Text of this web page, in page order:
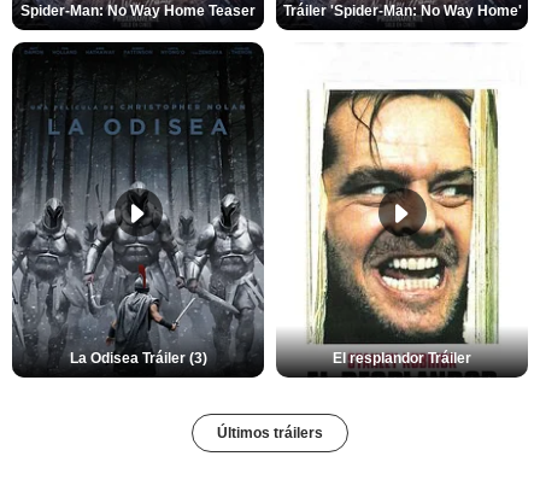
Spider-Man: No Way Home Teaser Tráiler 'Spider-Man: No Way Home'
La Odisea Tráiler (3) El resplandor Tráiler
Últimos tráilers